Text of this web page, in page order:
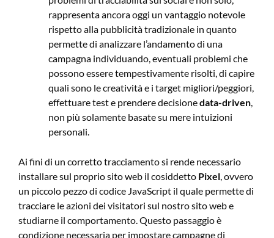
rappresenta ancora oggi un vantaggio notevole
rispetto alla pubblicità tradizionale in quanto
permette di analizzare l’andamento di una
campagna individuando, eventuali problemi che
possono essere tempestivamente risolti, di capire
quali sono le creatività e i target migliori/peggiori,
effettuare test e prendere decisionedata-driven,
non più solamente basate su mere intuizioni
personali.
Ai fini di un corretto tracciamento si rende necessario
installare sul proprio sito web il cosiddetto Pixel, ovvero
un piccolo pezzo di codice JavaScript il quale permette di
tracciare le azioni dei visitatori sul nostro sito web e
studiarne il comportamento. Questo passaggio è
condizione necessaria per impostare campagne di